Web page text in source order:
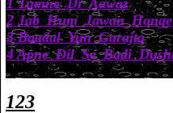
1 Tumne_Di_Aawaz
2 Jab_Hum_Jawan_Honge
3 Baadal_Yun_Garajta
4
New Cell
123